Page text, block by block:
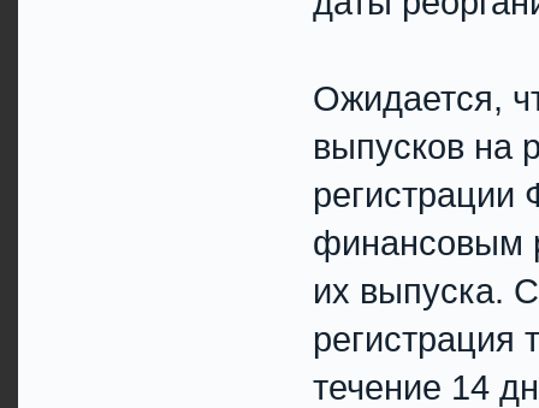
Ожидается,
выпусков на
регистрации
финансовым
их выпуска.
регистрация
течение 14